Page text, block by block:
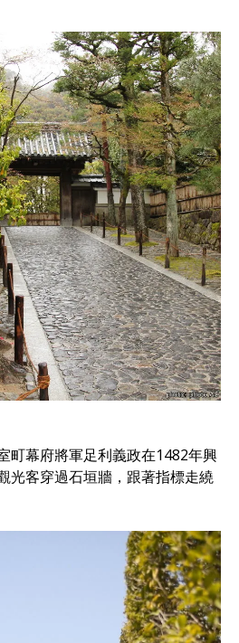
町幕府將軍足利義政在1482年興
光客穿過石垣牆，跟著指標走繞